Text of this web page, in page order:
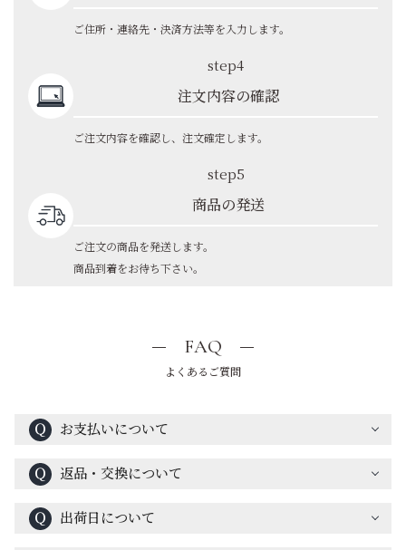
ご住所・連絡先・決済方法等を入力します。
step4
注文内容の確認
ご注文内容を確認し、注文確定します。
step5
商品の発送
ご注文の商品を発送します。
商品到着をお待ち下さい。
FAQ
よくあるご質問
Ｑ お支払いについて
Ｑ 返品・交換について
Ｑ 出荷日について